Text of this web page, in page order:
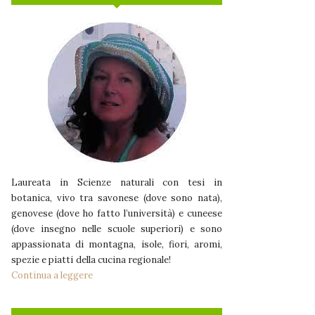
Laureata in Scienze naturali con tesi in
botanica, vivo tra savonese (dove sono nata),
genovese (dove ho fatto l’università) e cuneese
(dove insegno nelle scuole superiori) e sono
appassionata di montagna, isole, fiori, aromi,
spezie e piatti della cucina regionale!
Continua a leggere